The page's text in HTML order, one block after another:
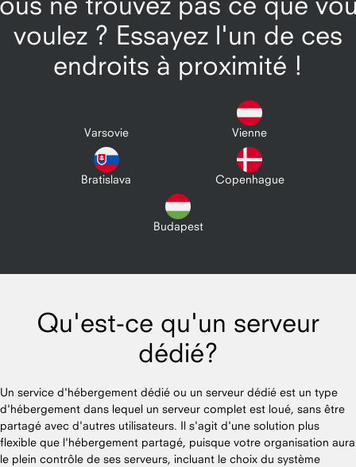
voulez ? Essayez l'un de ces
endroits à proximité !
Varsovie Vienne
Bratislava Copenhague
Budapest
Qu'est-ce qu'un serveur
dédié?
Un service d'hébergement dédié ou un serveur dédié est un type
d'hébergement dans lequel un serveur complet est loué, sans être
partagé avec d'autres utilisateurs. Il s'agit d'une solution plus
flexible que l'hébergement partagé, puisque votre organisation aura
le plein contrôle de ses serveurs, incluant le choix du système